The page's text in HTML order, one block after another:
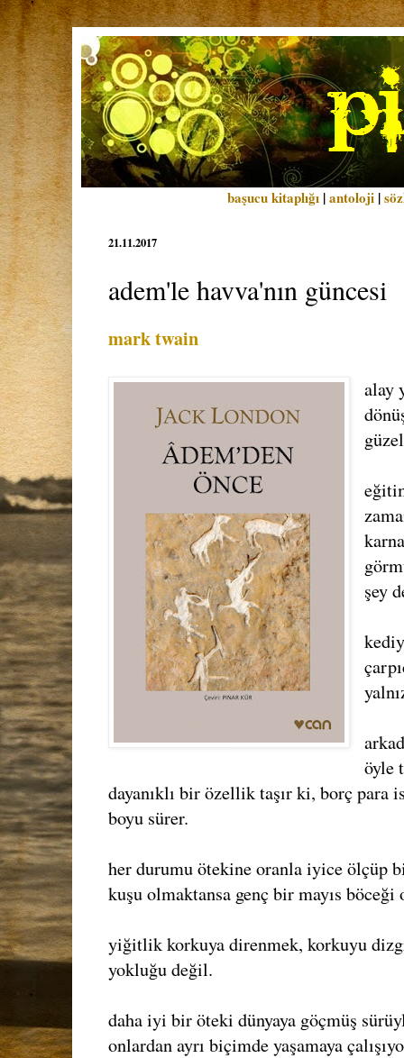
başucu kitaplığı |antoloji |
21.11.2017
adem'le havva'nın güncesi
mark twain
alay
şey
öyle
dayanıklı bir özellik taşır ki, borç para
boyu sürer.
her durumu ötekine oranla iyice ölçüp
kuşu olmaktansa genç bir mayıs
yiğitlik korkuya direnmek, korkuyu
yokluğu değil.
daha iyi bir öteki dünyaya göçmüş
onlardan ayrı biçimde yaşamaya